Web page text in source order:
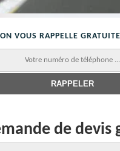
ON VOUS RAPPELLE
de devis